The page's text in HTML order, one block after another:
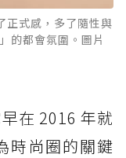
式感，多了隨性與
的都會氛圍。圖片
在 2016 年就
時尚圈的關鍵